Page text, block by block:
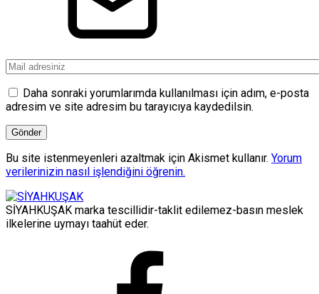
Daha sonraki yorumlarımda kullanılması için adım, e-posta
adresim ve site adresim bu tarayıcıya kaydedilsin.
Bu site istenmeyenleri azaltmak için Akismet kullanır. Yorum
verilerinizin nasıl işlendiğini öğrenin.
SİYAHKUŞAK marka tescillidir-taklit edilemez-basın meslek
ilkelerine uymayı taahüt eder.